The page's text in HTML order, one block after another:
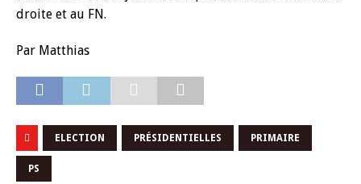
droite et au FN.
Par Matthias
ELECTION PRÉSIDENTIELLES PRIMAIRE
PS